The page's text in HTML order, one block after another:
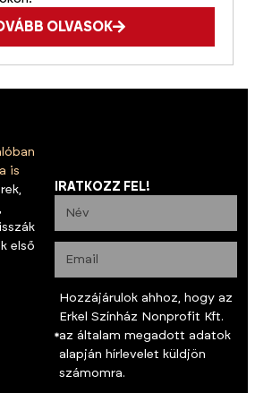
OLVASOK
is
első
IRATKOZZ FEL!
Hozzájárulok ahhoz, hogy az
Erkel Színház Nonprofit Kft.
az általam megadott adatok
alapján hírlevelet küldjön
számomra.